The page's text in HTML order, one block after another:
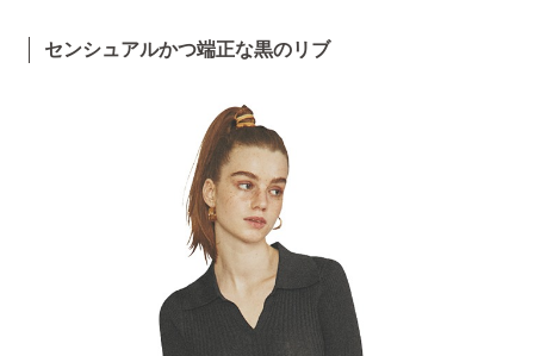
センシュアルかつ端正な黒のリブ